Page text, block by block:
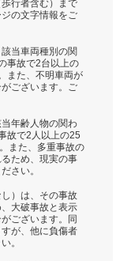
行者含む）まで
の文字情報をご
当車両種別の関
事故で2台以上の
また、不明車両が
ございます。ご
年齢人物の関わ
故で2人以上の25
また、多重事故の
ため、現実の事
さい。
）は、その事故
大破事故と表示
ございます。同
が、他に負傷者
。